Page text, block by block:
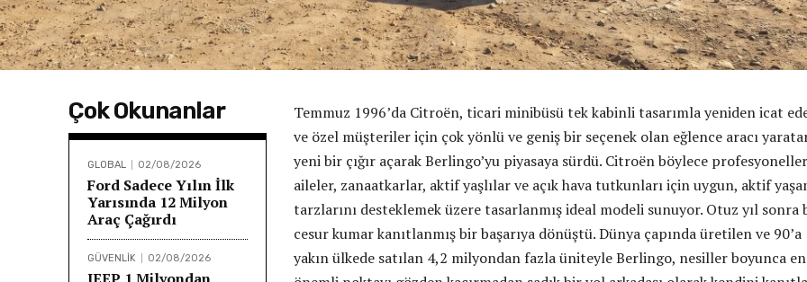
Çok Okunanlar
GLOBAL 02/08/2026
Ford Sadece Yılın İlk
Yarısında 12 Milyon
Araç Çağırdı
GÜVENLİK 02/08/2026
Temmuz 1996’da Citroën, ticari minibüsü tek kabinli tasarımla yeniden icat
ve özel müşteriler için çok yönlü ve geniş bir seçenek olan eğlence aracı
yeni bir çığır açarak Berlingo’yu piyasaya sürdü. Citroën böylece
aileler, zanaatkarlar, aktif yaşlılar ve açık hava tutkunları için uygun, aktif
tarzlarını desteklemek üzere tasarlanmış ideal modeli sunuyor. Otuz yıl sonra
cesur kumar kanıtlanmış bir başarıya dönüştü. Dünya çapında üretilen ve 90’a
yakın ülkede satılan 4,2 milyondan fazla üniteyle Berlingo, nesiller boyunca en